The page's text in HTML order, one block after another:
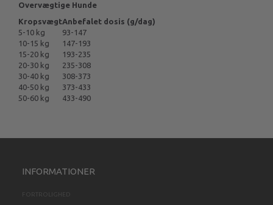
Overvægtige Hunde
KropsvægtAnbefalet dosis (g/dag)
5-10 kg
93-147
10-15 kg
147-193
15-20 kg
193-235
20-30 kg
235-308
30-40 kg
308-373
40-50 kg
373-433
50-60 kg
433-490
INFORMATIONER
FORTROLIGHED